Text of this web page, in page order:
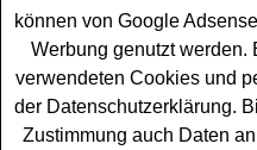
Smartphone
Ein kostenlosesAudi BKK
Gewinner, die gern ein
möchten. Die
können von Google
Werbung genutzt werden.
verwendeten Cookies und
der Datenschutzerklärung.
Zustimmung auch Daten